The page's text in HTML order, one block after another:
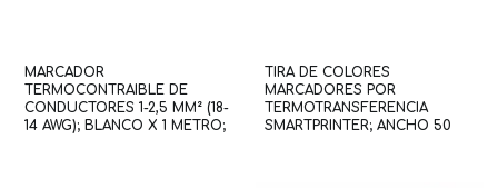
MARCADOR
TERMOCONTRAIBLE DE
CONDUCTORES 1-2,5 MM² (18-
14 AWG); BLANCO X 1 METRO;
TIRA DE COLORES
MARCADORES POR
TERMOTRANSFERENCIA
SMARTPRINTER; ANCHO 50